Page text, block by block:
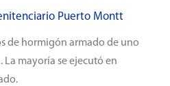
Puerto Montt
de hormigón armado de uno
La mayoría se ejecutó en